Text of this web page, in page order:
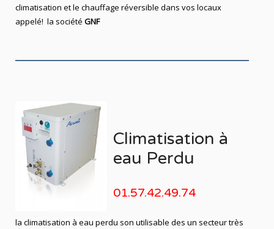
climatisation et le chauffage réversible dans vos locaux
appelé! la sociétéGNF
Climatisation à
eau Perdu
01.57.42.49.74
la climatisation à eau perdu son utilisable des un secteur très